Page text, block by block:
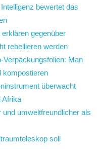
bewertet das
gegenüber
rebellieren werden
Verpackungsfolien: Man
kompostieren
überwacht
Afrika
umweltfreundlicher als
soll